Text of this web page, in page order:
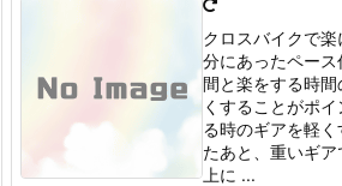
クロスバイクで
分にあったペース
間と楽をする時間
くすることがポイ
る時のギアを軽く
たあと、重いギ
上に ...